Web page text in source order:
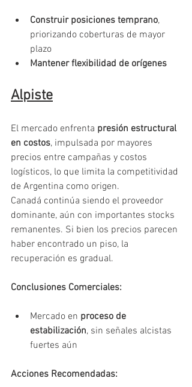
Construir posiciones temprano,
priorizando coberturas de mayor
plazo
Mantener flexibilidad de orígenes
Alpiste
El mercado enfrenta presión estructural
en costos, impulsada por mayores
precios entre campañas y costos
logísticos, lo que limita la competitividad
de Argentina como origen.
Canadá continúa siendo el proveedor
dominante, aún con importantes stocks
remanentes. Si bien los precios parecen
haber encontrado un piso, la
recuperación es gradual.
Conclusiones Comerciales:
Mercado en proceso de
estabilización, sin señales alcistas
fuertes aún
Acciones Recomendadas: